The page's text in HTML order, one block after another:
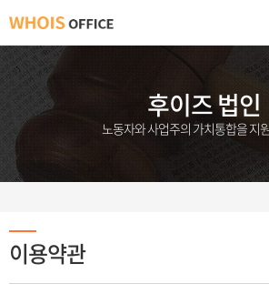
후이즈 법인
노동자와 사업주의 가치통합을 지
이용약관